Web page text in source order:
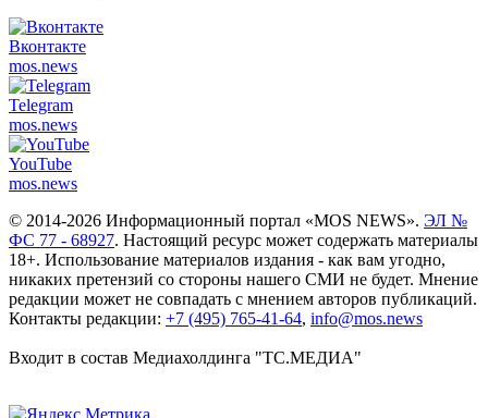
Вконтакте
mos.news
Telegram
mos.news
YouTube
mos.news
© 2014-2026 Информационный портал «MOS NEWS». ЭЛ №
ФС 77 - 68927. Настоящий ресурс может содержать материалы
18+. Использование материалов издания - как вам угодно,
никаких претензий со стороны нашего СМИ не будет. Мнение
редакции может не совпадать с мнением авторов публикаций.
Контакты редакции: +7 (495) 765-41-64, info@mos.news
Входит в состав Медиахолдинга "ТС.МЕДИА"